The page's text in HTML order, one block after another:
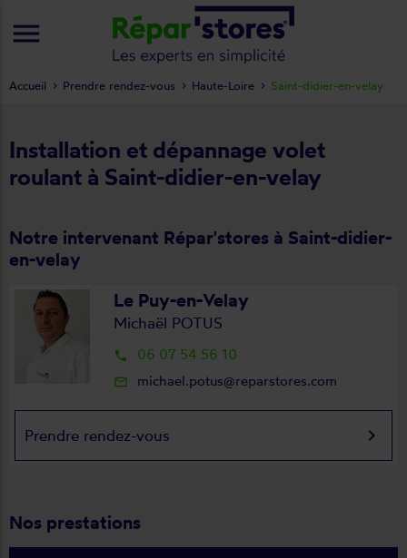
Installation et dépannage volet
roulant à Saint-didier-en-velay
Notre intervenant Répar'stores à Saint-didier-
en-velay
Le Puy-en-Velay
Michaël POTUS
local_phone 06 07 54 56 10
mail_outline michael.potus@reparstores.com
Prendre rendez-vous keyboard_arrow_right
Nos prestations
Accueil Prendre rendez-vous Haute-Loire Saint-didier-en-velay
menu